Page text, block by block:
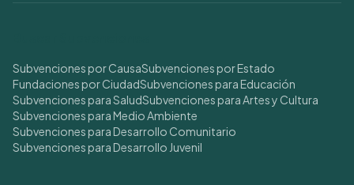
Subvenciones por CausaSubvenciones por Estado
Fundaciones por CiudadSubvenciones para Educación
Subvenciones para SaludSubvenciones para Artes y Cultura
Subvenciones para Medio Ambiente
Subvenciones para Desarrollo Comunitario
Subvenciones para Desarrollo Juvenil